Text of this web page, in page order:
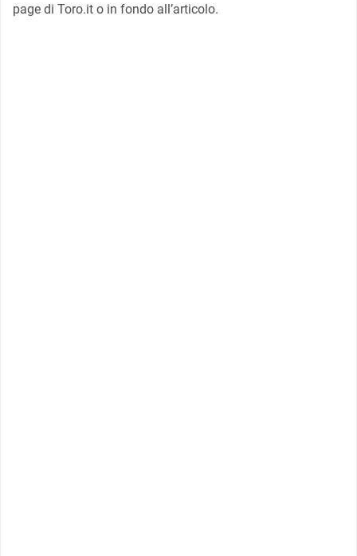
page di Toro.it o in fondo all’articolo.